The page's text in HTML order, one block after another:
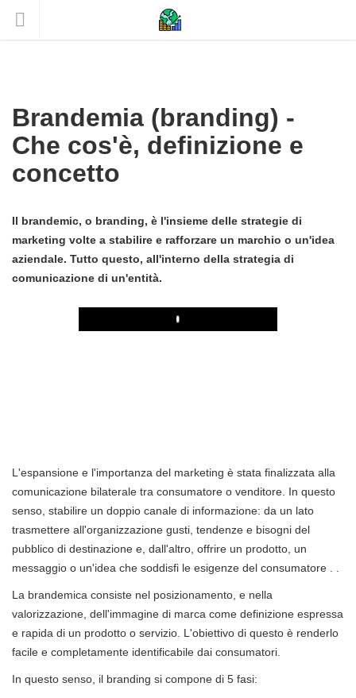
Brandemia (branding) -
Che cos'è, definizione e
concetto
Il brandemic, o branding, è l'insieme delle strategie di
marketing volte a stabilire e rafforzare un marchio o un'idea
aziendale. Tutto questo, all'interno della strategia di
comunicazione di un'entità.
Play
L'espansione e l'importanza del marketing è stata finalizzata alla
comunicazione bilaterale tra consumatore o venditore. In questo
senso, stabilire un doppio canale di informazione: da un lato
trasmettere all'organizzazione gusti, tendenze e bisogni del
pubblico di destinazione e, dall'altro, offrire un prodotto, un
messaggio o un'idea che soddisfi le esigenze del consumatore . .
La brandemica consiste nel posizionamento, e nella
valorizzazione, dell'immagine di marca come definizione espressa
e rapida di un prodotto o servizio. L'obiettivo di questo è renderlo
facile e completamente identificabile dai consumatori.
In questo senso, il branding si compone di 5 fasi: